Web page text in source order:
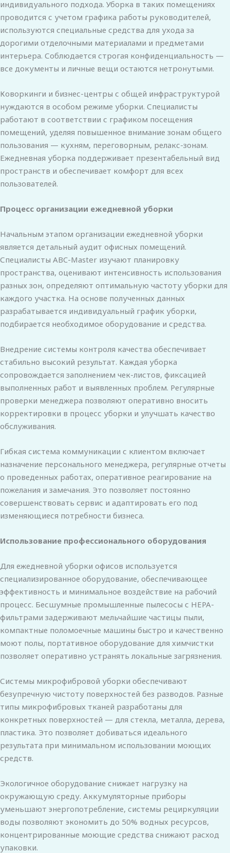
индивидуального подхода. Уборка в таких помещениях
проводится с учетом графика работы руководителей,
используются специальные средства для ухода за
дорогими отделочными материалами и предметами
интерьера. Соблюдается строгая конфиденциальность —
все документы и личные вещи остаются нетронутыми.
Коворкинги и бизнес-центры с общей инфраструктурой
нуждаются в особом режиме уборки. Специалисты
работают в соответствии с графиком посещения
помещений, уделяя повышенное внимание зонам общего
пользования — кухням, переговорным, релакс-зонам.
Ежедневная уборка поддерживает презентабельный вид
пространств и обеспечивает комфорт для всех
пользователей.
Процесс организации ежедневной уборки
Начальным этапом организации ежедневной уборки
является детальный аудит офисных помещений.
Специалисты ABC-Master изучают планировку
пространства, оценивают интенсивность использования
разных зон, определяют оптимальную частоту уборки для
каждого участка. На основе полученных данных
разрабатывается индивидуальный график уборки,
подбирается необходимое оборудование и средства.
Внедрение системы контроля качества обеспечивает
стабильно высокий результат. Каждая уборка
сопровождается заполнением чек-листов, фиксацией
выполненных работ и выявленных проблем. Регулярные
проверки менеджера позволяют оперативно вносить
корректировки в процесс уборки и улучшать качество
обслуживания.
Гибкая система коммуникации с клиентом включает
назначение персонального менеджера, регулярные отчеты
о проведенных работах, оперативное реагирование на
пожелания и замечания. Это позволяет постоянно
совершенствовать сервис и адаптировать его под
изменяющиеся потребности бизнеса.
Использование профессионального оборудования
Для ежедневной уборки офисов используется
специализированное оборудование, обеспечивающее
эффективность и минимальное воздействие на рабочий
процесс. Бесшумные промышленные пылесосы с HEPA-
фильтрами задерживают мельчайшие частицы пыли,
компактные поломоечные машины быстро и качественно
моют полы, портативное оборудование для химчистки
позволяет оперативно устранять локальные загрязнения.
Системы микрофибровой уборки обеспечивают
безупречную чистоту поверхностей без разводов. Разные
типы микрофибровых тканей разработаны для
конкретных поверхностей — для стекла, металла, дерева,
пластика. Это позволяет добиваться идеального
результата при минимальном использовании моющих
средств.
Экологичное оборудование снижает нагрузку на
окружающую среду. Аккумуляторные приборы
уменьшают энергопотребление, системы рециркуляции
воды позволяют экономить до 50% водных ресурсов,
концентрированные моющие средства снижают расход
упаковки.